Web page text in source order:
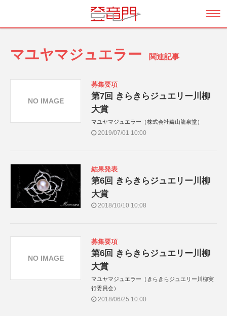
マユヤマジュエラー 関連記事
募集要項
第7回 きらきらジュエリー川柳
大賞
マユヤマジュエラー（株式会社繭山龍泉堂）
2019/07/01 10:00
NO IMAGE
結果発表
第6回 きらきらジュエリー川柳
大賞
2018/10/10 10:08
募集要項
第6回 きらきらジュエリー川柳
大賞
マユヤマジュエラー（きらきらジュエリー川柳実
行委員会）
2018/06/25 10:00
NO IMAGE